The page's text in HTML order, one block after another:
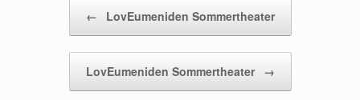
← LovEumeniden Sommertheater
LovEumeniden Sommertheater →